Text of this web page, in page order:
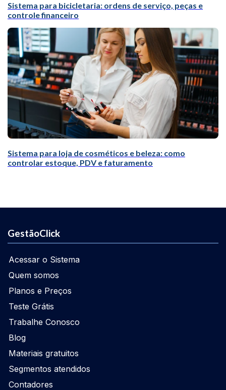
Sistema para bicicletaria: ordens de serviço, peças e
controle financeiro
Sistema para loja de cosméticos e beleza: como
controlar estoque, PDV e faturamento
GestãoClick
Acessar o Sistema
Quem somos
Planos e Preços
Teste Grátis
Trabalhe Conosco
Blog
Materiais gratuitos
Segmentos atendidos
Contadores